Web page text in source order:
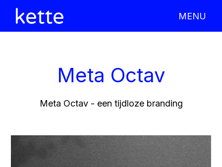
MENU
Meta Octav
Meta Octav - een tijdloze branding